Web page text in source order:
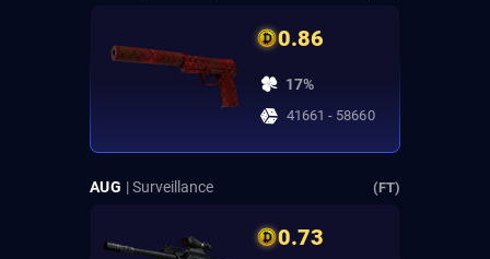
0.86
17%
41661 - 58660
AUG | Surveillance (FT)
0.73